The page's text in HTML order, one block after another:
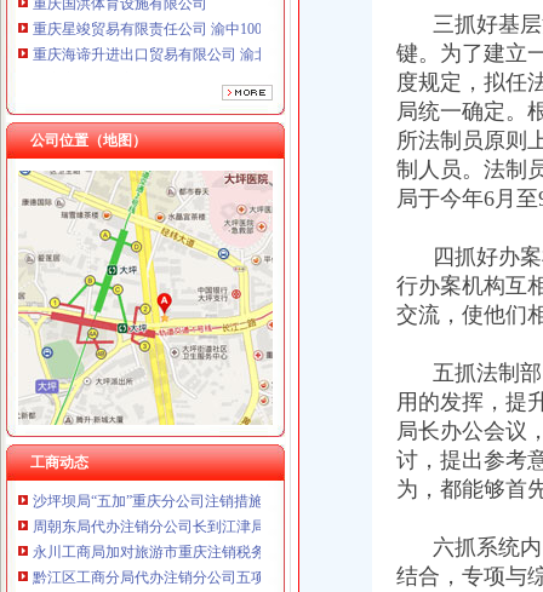
重庆星竣贸易有限责任公司 渝中100万 （进出口权）
重庆海谛升进出口贸易有限公司 渝北100万 （进出口权）
重庆奕欣锦诚商贸有限公司 渝九50万 （工商注册）
重庆信同广告有限公司 渝沙50万 （工商注册）
重庆三虹房地产营销策划有限公司
重庆宝鹰汽车销售有限公司
公司位置（地图）
工商动态
工商动态
全市代理注销分公司区县局信用信息化岗位大练抽考和竞赛正式开考
高新区局围绕“三项重点工作、两项突破工作”代办注销分公司谋划2007年工作
梁平局重庆注销税务规范案件处罚决定书
国家工商总局市重庆注销税务场司领导到观音桥农贸市场视察工作
梁平局以“五个结合”贯彻温总理的重庆分公司注销批示
万州局重庆分公司注销全力服务地方经济
全市重庆注销分公司工商系统推出广告等级长效监管措施
沙坪坝局“五加”重庆分公司注销措施化网吧管理
周朝东局代办注销分公司长到江津局调研工作
永川工商局加对旅游市重庆注销税务场秩序监管
黔江区工商分局代办注销分公司五项措施协力解决农民工问题
全市分公司营业执照注销工商系统基层建设和人才工作取得显著成绩
三抓好基层
键。为了建立
度规定，拟任
局统一确定。
所法制员原则
制人员。法制
局于今年6月
四抓好办案
行办案机构互
交流，使他们
五抓法制部
用的发挥，提
局长办公会议
讨，提出参考
为，都能够首
六抓系统内
结合，专项与